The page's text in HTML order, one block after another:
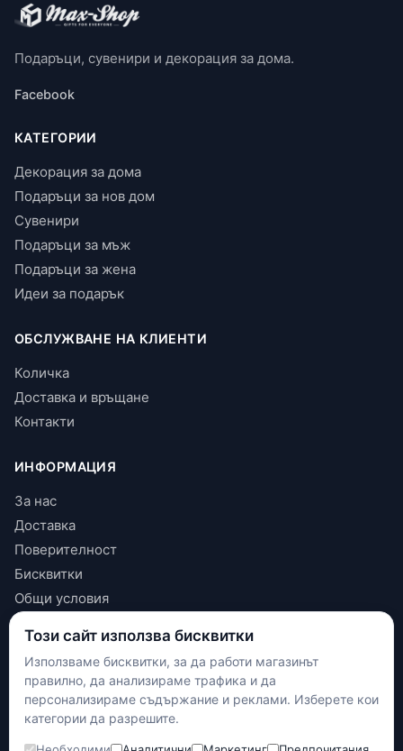
Подаръци, сувенири и декорация за дома.
Facebook
КАТЕГОРИИ
Декорация за дома
Подаръци за нов дом
Сувенири
Подаръци за мъж
Подаръци за жена
Идеи за подарък
ОБСЛУЖВАНЕ НА КЛИЕНТИ
Количка
Доставка и връщане
Контакти
ИНФОРМАЦИЯ
За нас
Доставка
Поверителност
Бисквитки
Общи условия
КОНТАКТИ
+(359) 898 719431
contact.maxshop.bg@gmail.com
улица Панайот Волов 42, Шумен
Този сайт използва бисквитки
Използваме бисквитки, за да работи магазинът
правилно, да анализираме трафика и да
персонализираме съдържание и реклами. Изберете кои
категории да разрешите.